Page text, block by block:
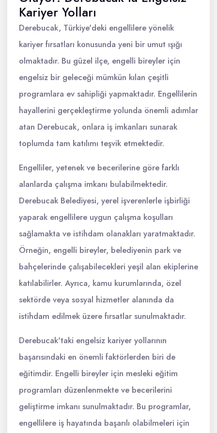
Kariyer Yolları
Derebucak, Türkiye'deki engellilere yönelik
kariyer fırsatları konusunda yeni bir umut ışığı
olmaktadır. Bu güzel ilçe, engelli bireyler için
engelsiz bir geleceği mümkün kılan çeşitli
programlara ev sahipliği yapmaktadır. Engellilerin
hayallerini gerçekleştirme yolunda önemli adımlar
atan Derebucak, onlara iş imkanları sunarak
toplumda tam katılımı teşvik etmektedir.
Engelliler, yetenek ve becerilerine göre farklı
alanlarda çalışma imkanı bulabilmektedir.
Derebucak Belediyesi, yerel işverenlerle işbirliği
yaparak engellilere uygun çalışma koşulları
sağlamakta ve istihdam olanakları yaratmaktadır.
Örneğin, engelli bireyler, belediyenin park ve
bahçelerinde çalışabilecekleri yeşil alan ekiplerine
katılabilirler. Ayrıca, kamu kurumlarında, özel
sektörde veya sosyal hizmetler alanında da
istihdam edilmek üzere fırsatlar sunulmaktadır.
Derebucak'taki engelsiz kariyer yollarının
başarısındaki en önemli faktörlerden biri de
eğitimdir. Engelli bireyler için mesleki eğitim
programları düzenlenmekte ve becerilerini
geliştirme imkanı sunulmaktadır. Bu programlar,
engellilere iş hayatında başarılı olabilmeleri için